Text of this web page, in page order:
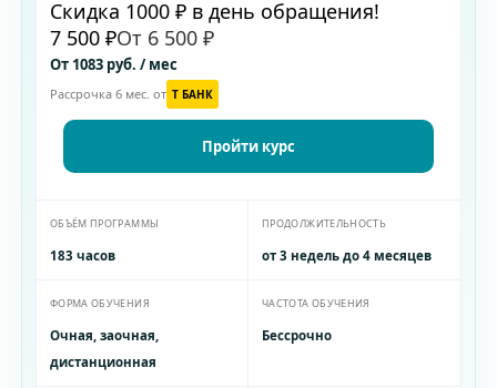
Скидка 1000 ₽ в день обращения!
7 500 ₽От 6 500 ₽
От 1083 руб. / мес
Рассрочка 6 мес. от T БАНК
Пройти курс
ОБЪЁМ ПРОГРАММЫ
183 часов
ПРОДОЛЖИТЕЛЬНОСТЬ
от 3 недель до 4 месяцев
ФОРМА ОБУЧЕНИЯ
Очная, заочная,
дистанционная
ЧАСТОТА ОБУЧЕНИЯ
Бессрочно